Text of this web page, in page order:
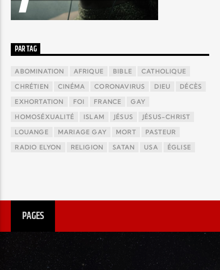
PAR TAG
ABOMINATION AFRIQUE BIBLE CATHOLIQUE
CHRÉTIEN CINÉMA CORONAVIRUS DIEU DÉCÈS
EXHORTATION FOI FRANCE GAY
HOMOSÉXUALITÉ ISLAM JÉSUS JÉSUS-CHRIST
LOUANGE MARIAGE GAY MORT PASTEUR
RADIO ELYON RELIGION SATAN USA ÉGLISE
PAGES